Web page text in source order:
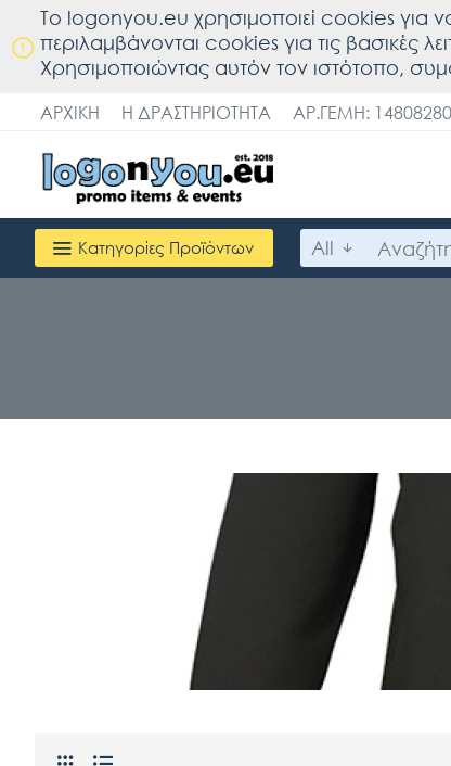
To logonyou.eu χρησιμοποιεί cookies για
περιλαμβάνονται cookies για τις βασικές
Χρησιμοποιώντας αυτόν τον ιστότοπο,
ΑΡΧΙΚΉ Η ΔΡΑΣΤΗΡΙΌΤΗΤΑ ΑΡ.ΓΕΜΗ:
Κατηγορίες Προϊόντων All